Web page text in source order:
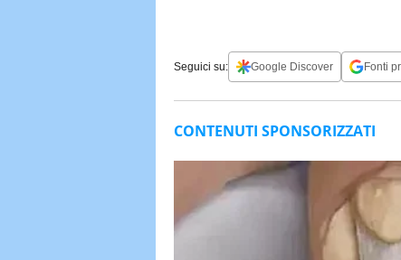
Seguici su: Google Discover Fonti